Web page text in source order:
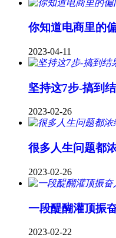
你知道电商里的
2023-04-11
坚持这7步-搞到
2023-02-26
很多人生问题都
2023-02-26
一段醍醐灌顶振
2023-02-22